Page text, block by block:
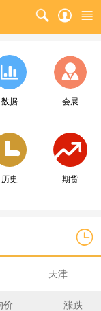
数据 会展
历史 期货
天津
价 涨跌